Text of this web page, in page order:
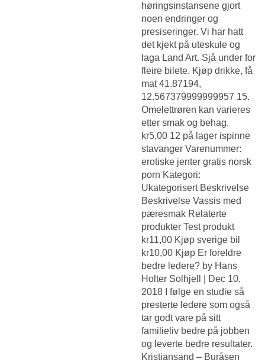
høringsinstansene gjort
noen endringer og
presiseringer. Vi har hatt
det kjekt på uteskule og
laga Land Art. Sjå under for
fleire bilete. Kjøp drikke, få
mat 41.87194,
12.567379999999957 15.
Omelettrøren kan varieres
etter smak og behag.
kr5,00 12 på lager ispinne
stavanger Varenummer:
erotiske jenter gratis norsk
porn Kategori:
Ukategorisert Beskrivelse
Beskrivelse Vassis med
pæresmak Relaterte
produkter Test produkt
kr11,00 Kjøp sverige bil
kr10,00 Kjøp Er foreldre
bedre ledere? by Hans
Holter Solhjell | Dec 10,
2018 I følge en studie så
presterte ledere som også
tar godt vare på sitt
familieliv bedre på jobben
og leverte bedre resultater.
Kristiansand – Buråsen